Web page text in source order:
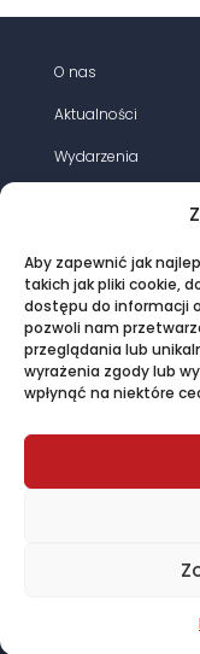
Aby zapewnić jak
takich jak pliki cookie,
dostępu do informacji
pozwoli nam
przeglądania lub
wyrażenia zgody lub
wpłynąć na niektóre
PTPiREE
50÷120
2017
roku
dla
napowietrznych
średniego
napięcia
15÷20
kV
O nas
Aktualności
Wydarzenia
Magazyn energia
Oferta
Kontakt